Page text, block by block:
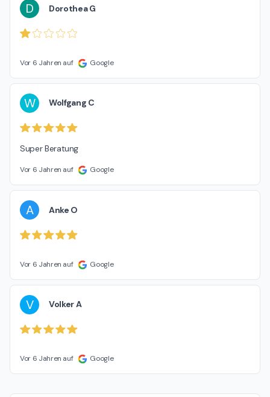
D Dorothea G
Vor 6 Jahren auf Google
W Wolfgang C
Super Beratung
Vor 6 Jahren auf Google
A Anke O
Vor 6 Jahren auf Google
V Volker A
Vor 6 Jahren auf Google